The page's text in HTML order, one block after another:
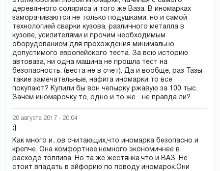
деревянного соляриса и того же Ваза. В иномарках
заморачиваются не только подушками, но и самой
технологией сварки кузова, различного металла в
кузове, усилителями и прочим необходимым
оборудованием для прохождения минимально
допустимого европейского теста. За всю историю
автоваза, ни одна машина не прошла тест на
безопасность. (веста не в счет). Да и вообще, раз Тазы
такие замечательные, нафига иномарки то все
покупают? Купили бы вон чепырку ржавую за 100 тыс..
Зачем иномарочку то, одно и то же... не правда ли?
20 августа 2017 - 20:04
:)
Как много и...ов считающих,что иномарка безопасно и
крепче. Она комфортнее,немного экономичнее в
расходе топлива. Но та же жестянка,что и ВАЗ. Не
стоит впадать в эйфорию по поводу иномарок.Они